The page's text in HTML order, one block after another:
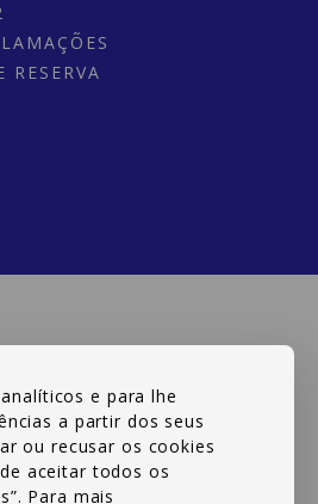
RESERVA
e para lhe
a partir dos seus
ou recusar os cookies
aceitar todos os
Para mais